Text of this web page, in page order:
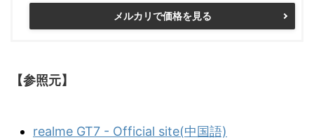
メルカリで価格を見る
【参照元】
realme GT7 - Official site(中国語)